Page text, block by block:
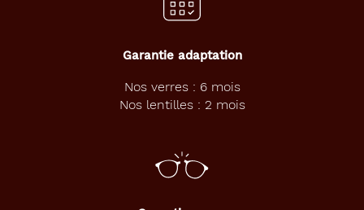
Garantie adaptation
Nos verres : 6 mois
Nos lentilles : 2 mois